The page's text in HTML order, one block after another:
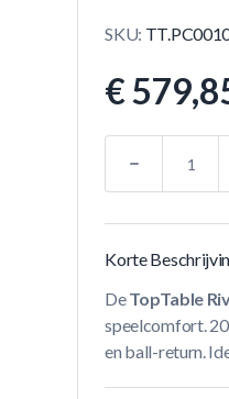
SKU:
€
Korte
DeTopTable
speelcomfort.
en ball-return.